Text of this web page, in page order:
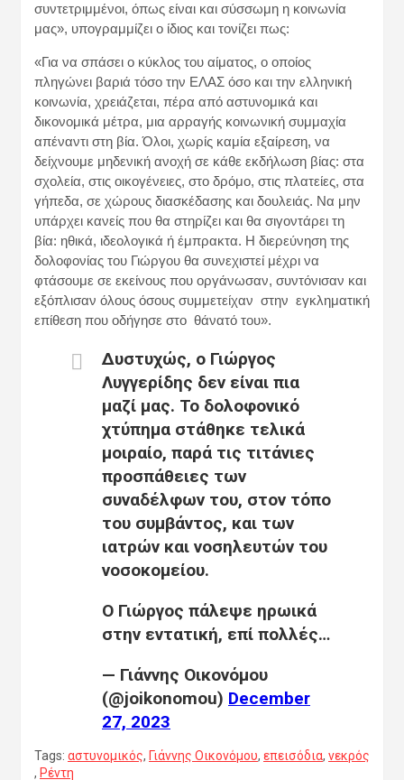
συντετριμμένοι, όπως είναι και σύσσωμη η κοινωνία
μας», υπογραμμίζει ο ίδιος και τονίζει πως:
«Για να σπάσει ο κύκλος του αίματος, ο οποίος
πληγώνει βαριά τόσο την ΕΛΑΣ όσο και την ελληνική
κοινωνία, χρειάζεται, πέρα από αστυνομικά και
δικονομικά μέτρα, μια αρραγής κοινωνική συμμαχία
απέναντι στη βία. Όλοι, χωρίς καμία εξαίρεση, να
δείχνουμε μηδενική ανοχή σε κάθε εκδήλωση βίας: στα
σχολεία, στις οικογένειες, στο δρόμο, στις πλατείες, στα
γήπεδα, σε χώρους διασκέδασης και δουλειάς. Να μην
υπάρχει κανείς που θα στηρίζει και θα σιγοντάρει τη
βία: ηθικά, ιδεολογικά ή έμπρακτα. Η διερεύνηση της
δολοφονίας του Γιώργου θα συνεχιστεί μέχρι να
φτάσουμε σε εκείνους που οργάνωσαν, συντόνισαν και
εξόπλισαν όλους όσους συμμετείχαν στην εγκληματική
επίθεση που οδήγησε στο θάνατό του».
Δυστυχώς, ο Γιώργος
Λυγγερίδης δεν είναι πια
μαζί μας. Το δολοφονικό
χτύπημα στάθηκε τελικά
μοιραίο, παρά τις τιτάνιες
προσπάθειες των
συναδέλφων του, στον τόπο
του συμβάντος, και των
ιατρών και νοσηλευτών του
νοσοκομείου.
Ο Γιώργος πάλεψε ηρωικά
στην εντατική, επί πολλές…
— Γιάννης Οικονόμου
(@joikonomou) December
27, 2023
Tags: αστυνομικός, Γιάννης Οικονόμου, επεισόδια, νεκρός
, Ρέντη